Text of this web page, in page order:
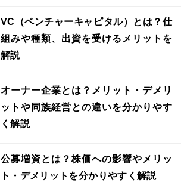
VC（ベンチャーキャピタル）とは？仕
組みや種類、出資を受けるメリットを
解説
オーナー企業とは？メリット・デメリ
ットや同族経営との違いを分かりやす
く解説
公募増資とは？株価への影響やメリッ
ト・デメリットを分かりやすく解説